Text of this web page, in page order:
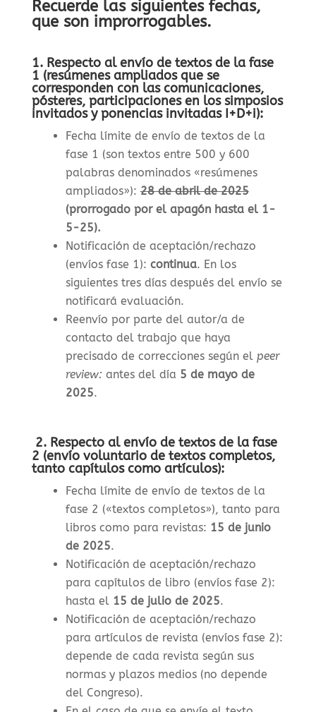
Recuerde las siguientes fechas,
que son improrrogables.
1. Respecto al envío de textos de la fase
1 (resúmenes ampliados que se
corresponden con las comunicaciones,
pósteres, participaciones en los simposios
invitados y ponencias invitadas I+D+i):
Fecha límite de envío de textos de la
fase 1 (son textos entre 500 y 600
palabras denominados «resúmenes
ampliados»):28 de abril de 2025
(prorrogado por el apagón hasta el 1-
5-25).
Notificación de aceptación/rechazo
(envíos fase 1): continua. En los
siguientes tres días después del envío se
notificará evaluación.
Reenvío por parte del autor/a de
contacto del trabajo que haya
precisado de correcciones según el peer
review: antes del día 5 de mayo de
2025.
2. Respecto al envío de textos de la fase
2 (envío voluntario de textos completos,
tanto capítulos como artículos):
Fecha límite de envío de textos de la
fase 2 («textos completos»), tanto para
libros como para revistas: 15 de junio
de 2025.
Notificación de aceptación/rechazo
para capítulos de libro (envíos fase 2):
hasta el 15 de julio de 2025.
Notificación de aceptación/rechazo
para artículos de revista (envíos fase 2):
depende de cada revista según sus
normas y plazos medios (no depende
del Congreso).